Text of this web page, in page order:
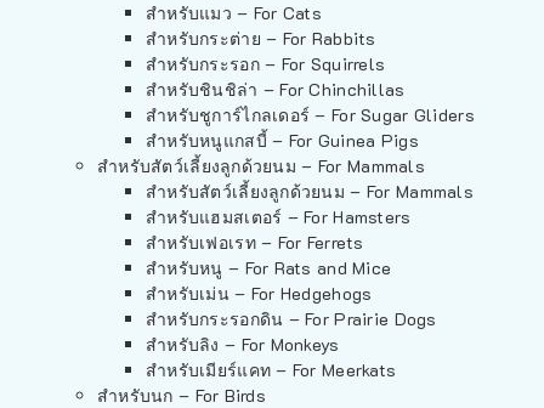
สำหรับแมว – For Cats
สำหรับกระต่าย – For Rabbits
สำหรับกระรอก – For Squirrels
สำหรับชินชิล่า – For Chinchillas
สำหรับชูการ์ไกลเดอร์ – For Sugar Gliders
สำหรับหนูแกสบี้ – For Guinea Pigs
สำหรับสัตว์เลี้ยงลูกด้วยนม – For Mammals
สำหรับสัตว์เลี้ยงลูกด้วยนม – For Mammals
สำหรับแฮมสเตอร์ – For Hamsters
สำหรับเฟอเรท – For Ferrets
สำหรับหนู – For Rats and Mice
สำหรับเม่น – For Hedgehogs
สำหรับกระรอกดิน – For Prairie Dogs
สำหรับลิง – For Monkeys
สำหรับเมียร์แคท – For Meerkats
สำหรับนก – For Birds